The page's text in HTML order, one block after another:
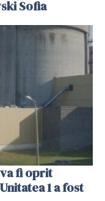
Sofia
fi oprit
1 a fost